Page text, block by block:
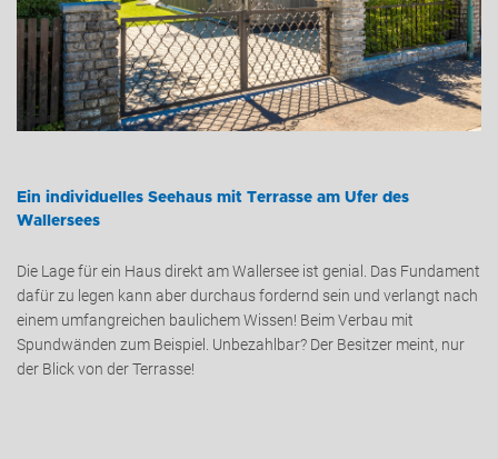
Ein individuelles Seehaus mit Terrasse am Ufer des
Wallersees
Die Lage für ein Haus direkt am Wallersee ist genial. Das Fundament
dafür zu legen kann aber durchaus fordernd sein und verlangt nach
einem umfangreichen baulichem Wissen! Beim Verbau mit
Spundwänden zum Beispiel. Unbezahlbar? Der Besitzer meint, nur
der Blick von der Terrasse!